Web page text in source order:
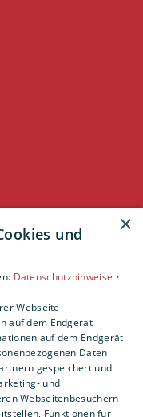
×
und
Datenschutzhinweise •
Webseite
auf dem Endgerät
auf dem Endgerät
Daten
gespeichert und
und
Webseitenbesuchern
Funktionen für